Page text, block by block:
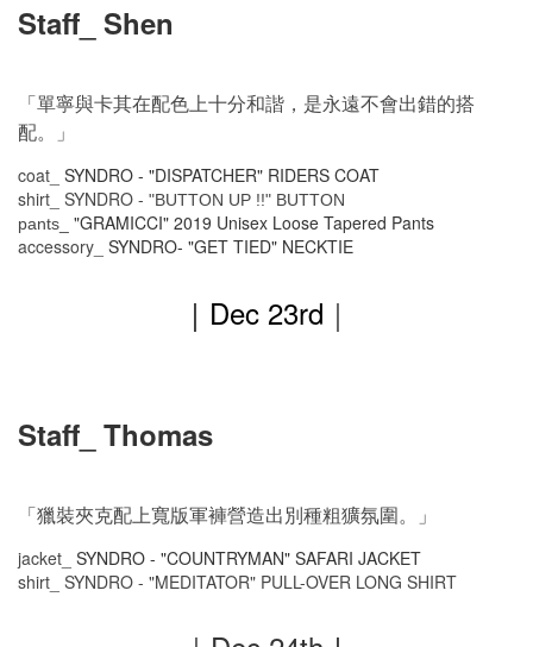
Staff_ Shen
「單寧與卡其在配色上十分和諧，是永遠不會出錯的搭
配。」
coat_ SYNDRO - "DISPATCHER" RIDERS COAT
shirt_ SYNDRO - "BUTTON UP !!" BUTTON
pants_
"GRAMICCI" 2019 Unisex Loose Tapered Pants
accessory_ SYNDRO- "GET TIED" NECKTIE
｜Dec 23rd ｜
Staff_ Thomas
「獵裝夾克配上寬版軍褲營造出別種粗獷氛圍。」
jacket_ SYNDRO - "COUNTRYMAN" SAFARI JACKET
shirt_ SYNDRO - "MEDITATOR" PULL-OVER LONG SHIRT